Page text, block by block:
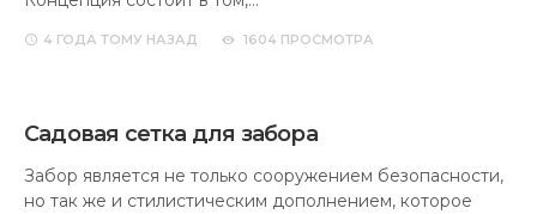
4 ГОДА ТОМУ НАЗАД 1604 ПРОСМОТРА
Садовая сетка для забора
Забор является не только сооружением безопасности,
но так же и стилистическим дополнением, которое